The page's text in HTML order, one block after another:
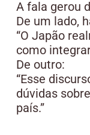
A fala gerou
De um lado,
“O Japão
como
De outro:
“Esse
dúvidas
país.”